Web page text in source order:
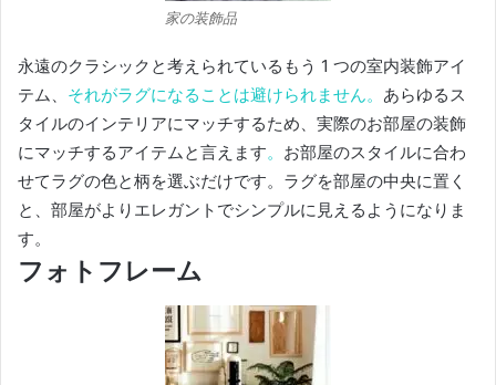
家の装飾品
永遠のクラシックと考えられているもう 1 つの室内装飾アイ
テム、 それがラグになることは避けられません。 あらゆるス
タイルのインテリアにマッチするため、実際のお部屋の装飾
にマッチするアイテムと言えます。 お部屋のスタイルに合わ
せてラグの色と柄を選ぶだけです。 ラグを部屋の中央に置く
と、部屋がよりエレガントでシンプルに見えるようになりま
す。
フォトフレーム